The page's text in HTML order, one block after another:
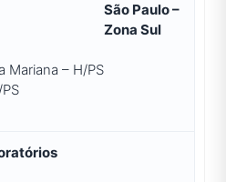
São Paulo –
Zona Sul
Mariana – H/PS